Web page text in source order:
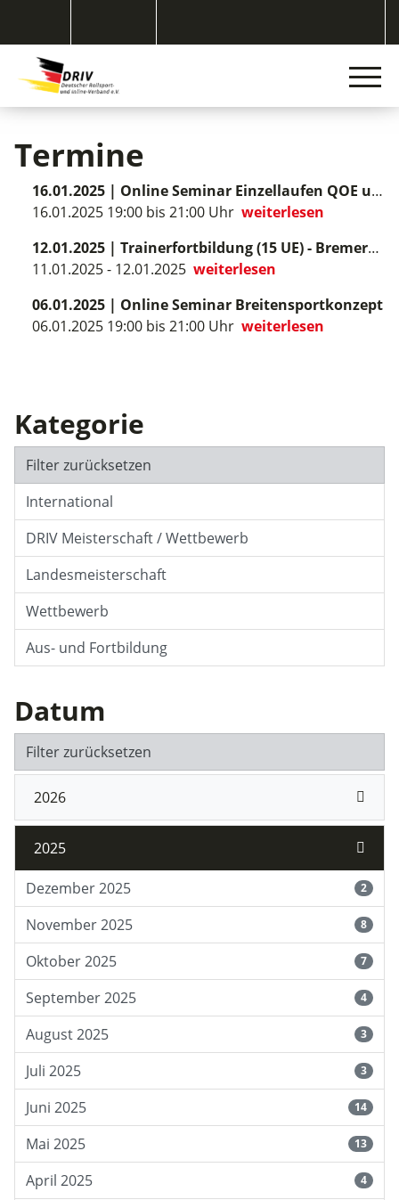
Termine
16.01.2025 |
Online Seminar Einzellaufen QOE und Komponenten
16.01.2025 19:00 bis 21:00 Uhr weiterlesen
12.01.2025 |
Trainerfortbildung (15 UE) - Bremerhaven
11.01.2025 - 12.01.2025 weiterlesen
06.01.2025 | Online Seminar Breitensportkonzept
06.01.2025 19:00 bis 21:00 Uhr weiterlesen
Kategorie
Filter zurücksetzen
International
DRIV Meisterschaft / Wettbewerb
Landesmeisterschaft
Wettbewerb
Aus- und Fortbildung
Datum
Filter zurücksetzen
2026
2025
Dezember 2025 2
November 2025 8
Oktober 2025 7
September 2025 4
August 2025 3
Juli 2025 3
Juni 2025 14
Mai 2025 13
April 2025 4